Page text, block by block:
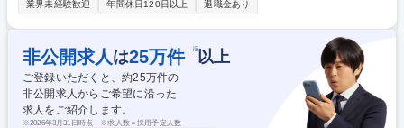
て供給することで、製品の品質向上と生産の円滑な進行を支えて います。
づくりに貢献するやりがいのある業務です。 【詳細】■調達戦略立案：市
場動向や社内ニーズを分析し、最適な調達方針を策定する■取引先選定：
QCD基準をもとに、信頼できる取引先を選定する■価格交渉：コスト削減
と適正価格の実現を目指し、取引先と価格交渉を行う■改善活動：品質向
上や納期短縮のため、取引先と連携して改善活動を推進する 募集職種
【調達】原材料の調達業務
業界未経験歓迎 年間休日120日以上 退職金あり
非公開求人 は25万件 ※以上
ご登録いただくと、約25万件の
非公開求人からご希望に沿った
求人をご紹介します。
※2026年3月31日時点 ※求人数＝採用予定人数